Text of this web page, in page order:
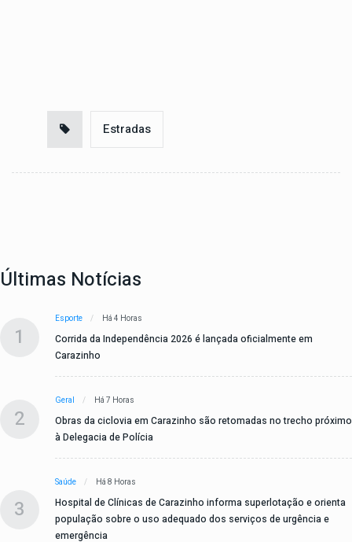
Estradas
Últimas Notícias
1
Esporte Há 4 Horas
Corrida da Independência 2026 é lançada oficialmente em
Carazinho
2
Geral Há 7 Horas
Obras da ciclovia em Carazinho são retomadas no trecho próximo
à Delegacia de Polícia
3
Saúde Há 8 Horas
Hospital de Clínicas de Carazinho informa superlotação e orienta
população sobre o uso adequado dos serviços de urgência e
emergência